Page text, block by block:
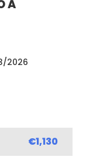
A
2026
€1,130